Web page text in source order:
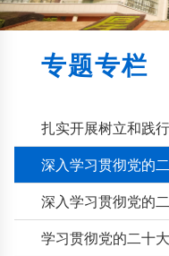
专题专栏
扎实开展树立和践
深入学习贯彻党的
深入学习贯彻党的
学习贯彻党的二十